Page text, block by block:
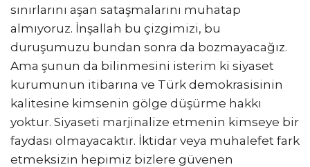
sınırlarını aşan sataşmalarını muhatap
almıyoruz. İnşallah bu çizgimizi, bu
duruşumuzu bundan sonra da bozmayacağız.
Ama şunun da bilinmesini isterim ki siyaset
kurumunun itibarına ve Türk demokrasisinin
kalitesine kimsenin gölge düşürme hakkı
yoktur. Siyaseti marjinalize etmenin kimseye bir
faydası olmayacaktır. İktidar veya muhalefet fark
etmeksizin hepimiz bizlere güvenen